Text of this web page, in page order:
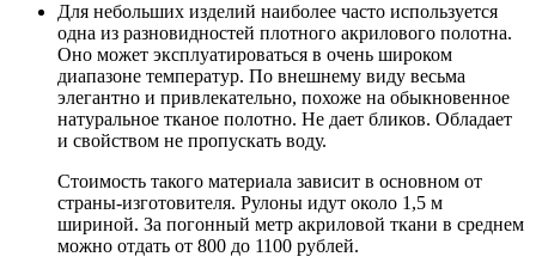
Для небольших изделий наиболее часто используется
одна из разновидностей плотного акрилового полотна.
Оно может эксплуатироваться в очень широком
диапазоне температур. По внешнему виду весьма
элегантно и привлекательно, похоже на обыкновенное
натуральное тканое полотно. Не дает бликов. Обладает
и свойством не пропускать воду.
Стоимость такого материала зависит в основном от
страны-изготовителя. Рулоны идут около 1,5 м
шириной. За погонный метр акриловой ткани в среднем
можно отдать от 800 до 1100 рублей.